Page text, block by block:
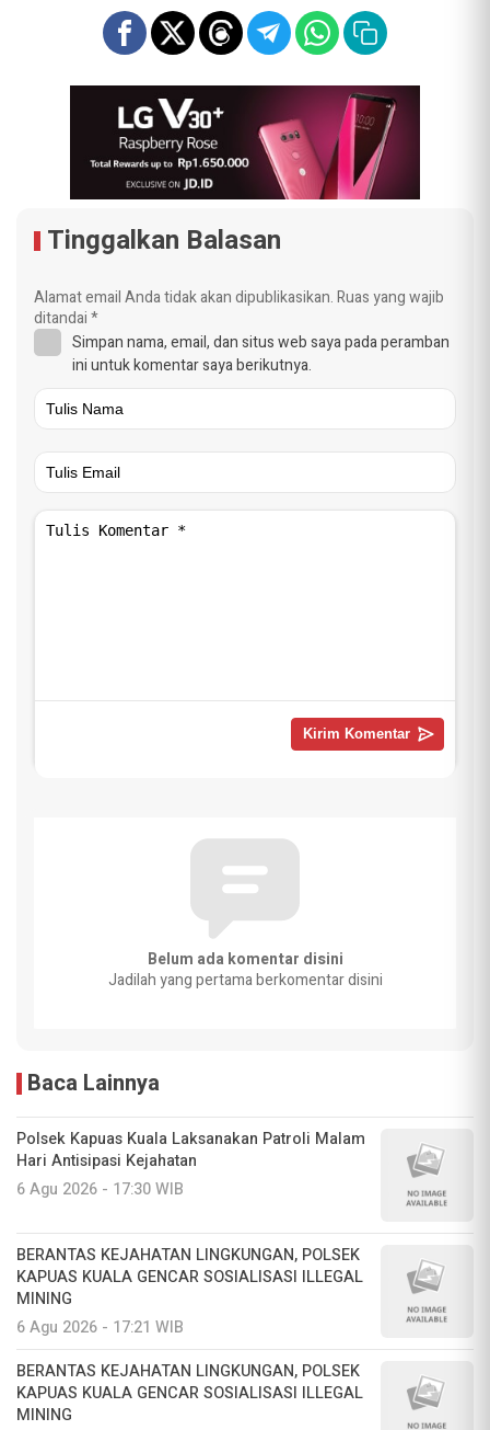
Tinggalkan Balasan
Alamat email Anda tidak akan dipublikasikan.Ruas yang wajib
ditandai*
Simpan nama, email, dan situs web saya pada peramban
ini untuk komentar saya berikutnya.
Belum ada komentar disini
Jadilah yang pertama berkomentar disini
Baca Lainnya
Polsek Kapuas Kuala Laksanakan Patroli Malam
Hari Antisipasi Kejahatan
6 Agu 2026 - 17:30 WIB
BERANTAS KEJAHATAN LINGKUNGAN, POLSEK
KAPUAS KUALA GENCAR SOSIALISASI ILLEGAL
MINING
6 Agu 2026 - 17:21 WIB
BERANTAS KEJAHATAN LINGKUNGAN, POLSEK
KAPUAS KUALA GENCAR SOSIALISASI ILLEGAL
MINING